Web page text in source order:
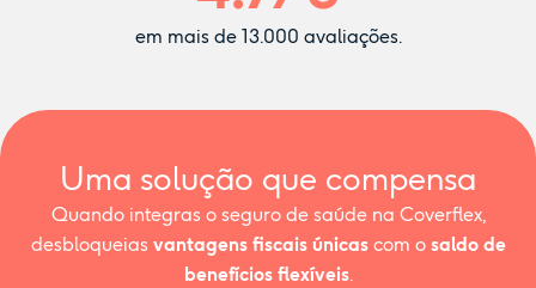
em mais de 13.000 avaliações.
Uma solução que compensa
Quando integras o seguro de saúde na Coverflex,
desbloqueias vantagens fiscais únicascom o saldo de
benefícios flexíveis.